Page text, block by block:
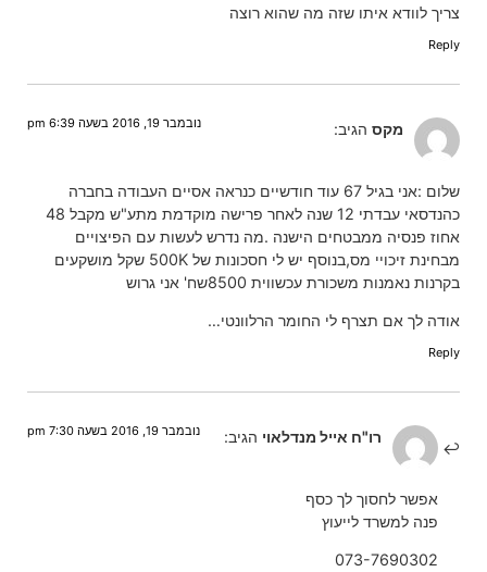
צריך לוודא איתו שזה מה שהוא רוצה
Reply
מקס הגיב: נובמבר 19, 2016 בשעה 6:39 pm
שלום :אני בגיל 67 עוד חודשיים כנראה אסיים העבודה בחברה
כהנדסאי עבדתי 12 שנה לאחר פרישה מוקדמת מתע"ש מקבל 48
אחוז פנסיה ממבטחים הישנה .מה נדרש לעשות עם הפיצויים
מבחינת זיכויי מס,בנוסף יש לי חסכונות של 500K שקל מושקעים
בקרנות נאמנות משכורת עכשווית 8500שח' אני גרוש
אודה לך אם תצרף לי החומר הרלוונטי…
Reply
רו"ח אייל מנדלאוי הגיב: נובמבר 19, 2016 בשעה 7:30 pm
אפשר לחסוך לך כסף
פנה למשרד לייעוץ
073-7690302